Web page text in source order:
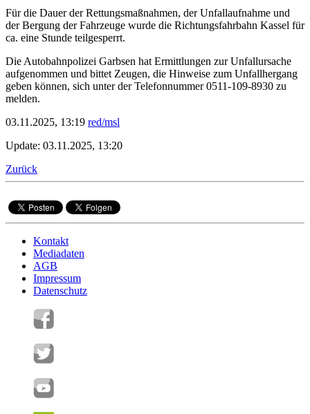
Für die Dauer der Rettungsmaßnahmen, der Unfallaufnahme und
der Bergung der Fahrzeuge wurde die Richtungsfahrbahn Kassel für
ca. eine Stunde teilgesperrt.
Die Autobahnpolizei Garbsen hat Ermittlungen zur Unfallursache
aufgenommen und bittet Zeugen, die Hinweise zum Unfallhergang
geben können, sich unter der Telefonnummer 0511-109-8930 zu
melden.
03.11.2025, 13:19 red/msl
Update: 03.11.2025, 13:20
Zurück
Kontakt
Mediadaten
AGB
Impressum
Datenschutz